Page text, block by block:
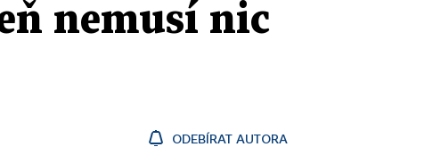
nemusí nic
ODEBÍRAT AUTORA